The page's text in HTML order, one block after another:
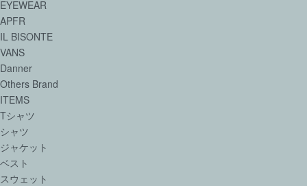
EYEWEAR
APFR
IL BISONTE
VANS
Danner
Others Brand
ITEMS
Tシャツ
シャツ
ジャケット
ベスト
スウェット